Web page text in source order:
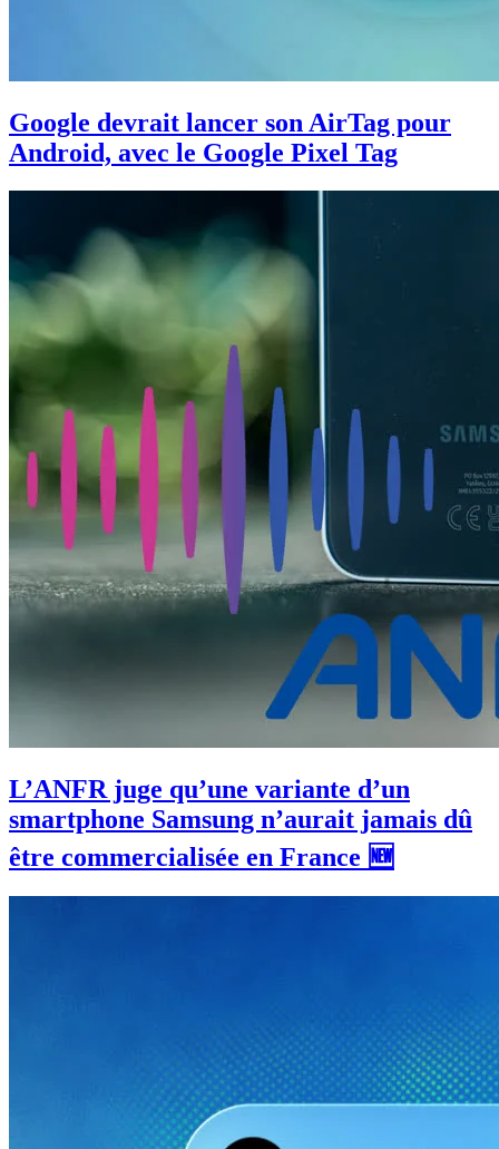
Google devrait lancer son AirTag pour
Android, avec le Google Pixel Tag
L’ANFR juge qu’une variante d’un
smartphone Samsung n’aurait jamais dû
être commercialisée en France 🆕